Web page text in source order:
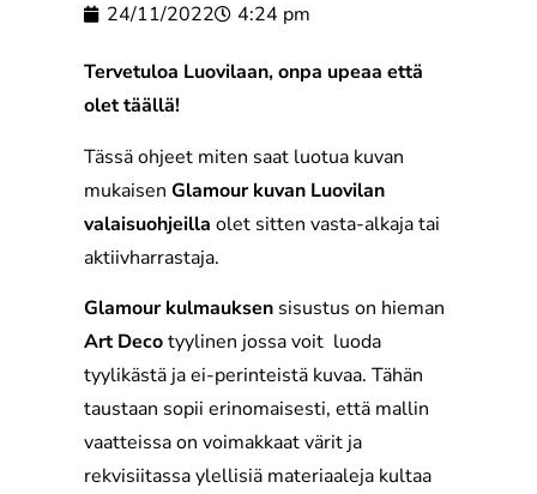
24/11/2022 4:24 pm
Tervetuloa Luovilaan, onpa upeaa että
olet täällä!
Tässä ohjeet miten saat luotua kuvan
mukaisen Glamour kuvan Luovilan
valaisuohjeilla olet sitten vasta-alkaja tai
aktiivharrastaja.
Glamour kulmauksen sisustus on hieman
Art Decotyylinen jossa voit luoda
tyylikästä ja ei-perinteistä kuvaa. Tähän
taustaan sopii erinomaisesti, että mallin
vaatteissa on voimakkaat värit ja
rekvisiitassa ylellisiä materiaaleja kultaa